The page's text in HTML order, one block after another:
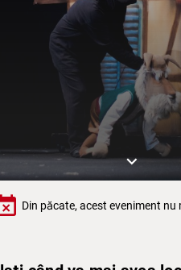
keyboard_arrow_down
Din păcate, acest eveniment nu